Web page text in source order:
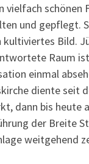
vielfach
und gepflegt.
Bild.
Raum
einmal
diente seit
dann bis
der Breite
weitgehend